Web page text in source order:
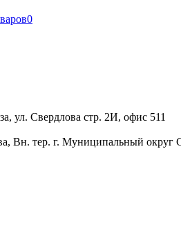
0
ул. Свердлова стр. 2И, офис 511
Вн. тер. г. Муниципальный округ